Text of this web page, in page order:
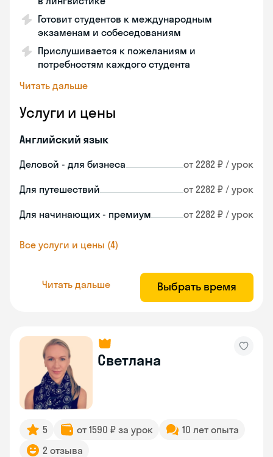
Готовит студентов к международным
экзаменам и собеседованиям
Прислушивается к пожеланиям и
потребностям каждого студента
Читать дальше
Услуги и цены
Английский язык
Деловой - для бизнеса от 2282 ₽ / урок
Для путешествий от 2282 ₽ / урок
Для начинающих - премиум от 2282 ₽ / урок
Все услуги и цены (4)
Читать дальше Выбрать время
Светлана
5 от 1590 ₽ за урок
10 лет опыта
2 отзыва